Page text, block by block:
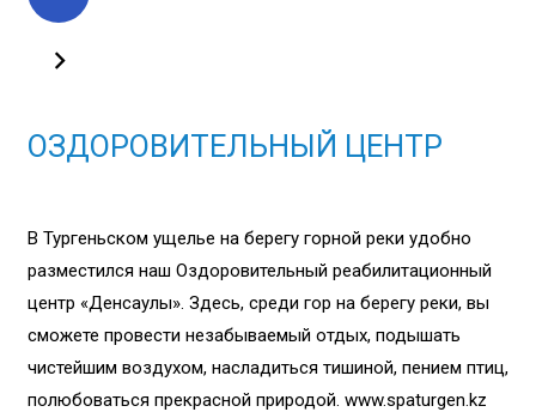
ОЗДОРОВИТЕЛЬНЫЙ ЦЕНТР
В Тургеньском ущелье на берегу горной реки удобно
разместился наш Оздоровительный реабилитационный
центр «Денсаулық». Здесь, среди гор на берегу реки, вы
сможете провести незабываемый отдых, подышать
чистейшим воздухом, насладиться тишиной, пением птиц,
полюбоваться прекрасной природой. www.spaturgen.kz